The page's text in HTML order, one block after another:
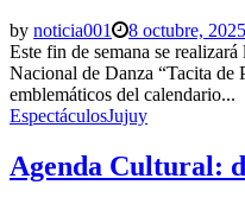
by noticia001 8 octubre, 2025
Este fin de semana se
Nacional de Danza “Tacita de
emblemáticos del calendario...
EspectáculosJujuy
Agenda Cultural: